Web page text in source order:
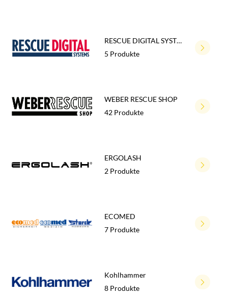
RESCUE DIGITAL SYSTEMS
5 Produkte
WEBER RESCUE SHOP
42 Produkte
ERGOLASH
2 Produkte
ECOMED
7 Produkte
Kohlhammer
8 Produkte